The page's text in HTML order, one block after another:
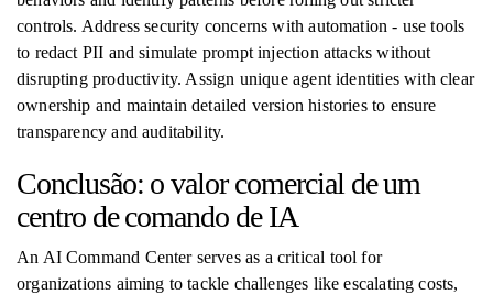
controls. Address security concerns with automation - use tools
to redact PII and simulate prompt injection attacks without
disrupting productivity. Assign unique agent identities with clear
ownership and maintain detailed version histories to ensure
transparency and auditability.
Conclusão: o valor comercial de um
centro de comando de IA
An AI Command Center serves as a critical tool for
organizations aiming to tackle challenges like escalating costs,